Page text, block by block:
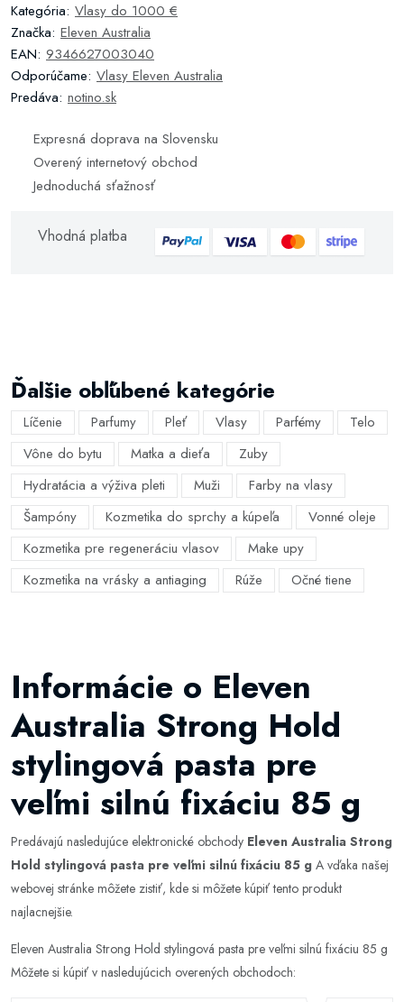
Kategória: Vlasy do 1000 €
Značka: Eleven Australia
EAN: 9346627003040
Odporúčame: Vlasy Eleven Australia
Predáva: notino.sk
Expresná doprava na Slovensku
Overený internetový obchod
Jednoduchá sťažnosť
Vhodná platba
Ďalšie obľúbené kategórie
Líčenie Parfumy Pleť Vlasy Parfémy
Telo
Vône do bytu
Matka a dieťa
Zuby
Hydratácia a výživa pleti
Muži
Farby na vlasy
Šampóny
Kozmetika do sprchy a kúpeľa
Vonné oleje
Kozmetika pre regeneráciu vlasov
Make upy
Kozmetika na vrásky a antiaging
Rúže Očné tiene
Informácie o Eleven
Australia Strong Hold
stylingová pasta pre
veľmi silnú fixáciu 85 g
Predávajú nasledujúce elektronické obchody Eleven Australia Strong
Hold stylingová pasta pre veľmi silnú fixáciu 85 g A vďaka našej
webovej stránke môžete zistiť, kde si môžete kúpiť tento produkt
najlacnejšie.
Eleven Australia Strong Hold stylingová pasta pre veľmi silnú fixáciu 85 g
Môžete si kúpiť v nasledujúcich overených obchodoch: